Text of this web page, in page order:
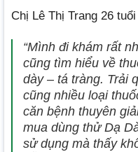
Chị Lê Thị Trang 26
“Mình đi khám rất
cũng tìm hiểu về
dày – tá tràng. Trải
cũng nhiều loại
căn bệnh thuyên
mua dùng thử Dạ
sử dụng mà thấy